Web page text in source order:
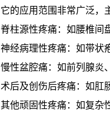
它的应用范围非常广泛，
脊柱源性疼痛：如腰椎间
神经病理性疼痛：如带状
慢性盆腔痛：如前列腺炎
术后及创伤后疼痛：如肛
其他顽固性疼痛：如复杂